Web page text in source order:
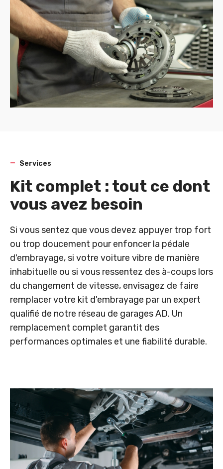
Services
Kit complet : tout ce dont
vous avez besoin
Si vous sentez que vous devez appuyer trop fort
ou trop doucement pour enfoncer la pédale
d'embrayage, si votre voiture vibre de manière
inhabituelle ou si vous ressentez des à-coups lors
du changement de vitesse, envisagez de faire
remplacer votre kit d'embrayage par un expert
qualifié de notre réseau de garages AD. Un
remplacement complet garantit des
performances optimales et une fiabilité durable.